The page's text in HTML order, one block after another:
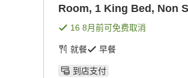
Room, 1 King Bed, Non
16 8月前可免费取消
就餐 早餐
到店支付